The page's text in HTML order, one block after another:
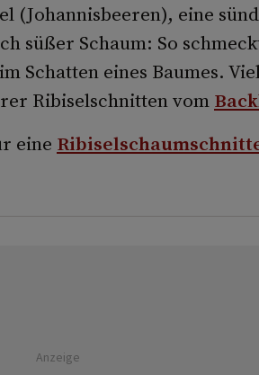
(Johannisbeeren), eine
süßer Schaum: So
Schatten eines Baumes.
Ribiselschnitten vom
eine
Anzeige